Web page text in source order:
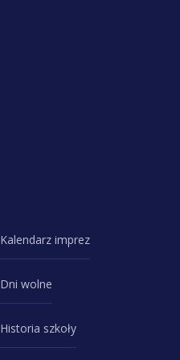
Kalendarz imprez
Dni wolne
Historia szkoły